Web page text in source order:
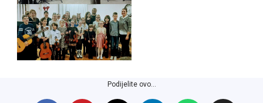
Podijelite ovo...